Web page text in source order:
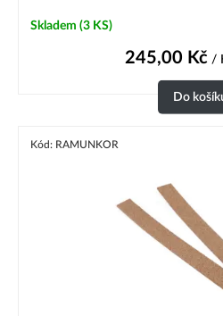
Skladem (3 KS)
245,00 Kč /
Do
Kód: RAMUNKOR